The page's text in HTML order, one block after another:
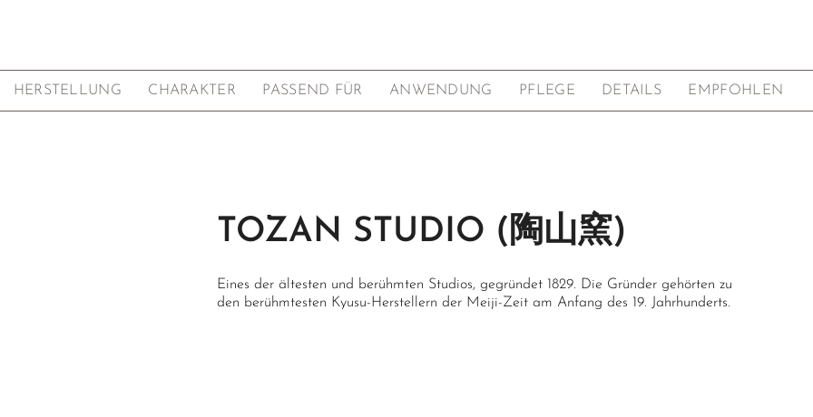
Brand Reduktionsbrand (還元焼成)
Glasur
Innen und außen unglasiert (jap.: Yakishime; 焼き締め), für schönen
Glanz im Finish poliert
(jap.: Rokuro; 轆轤)
Verpackung Karton
Jedes Stück ist handgefertigt und ein Unikat, daher sind die Maßangaben
HERSTELLUNG CHARAKTER PASSEND FÜR ANWENDUNG PFLEGE DETAILS EMPFOHLEN
TOZAN STUDIO (陶山窯)
Eines der ältesten und berühmten Studios, gegründet 1829. Die Gründer gehörten zu
den berühmtesten Kyusu-Herstellern der Meiji-Zeit am Anfang des 19. Jahrhunderts.